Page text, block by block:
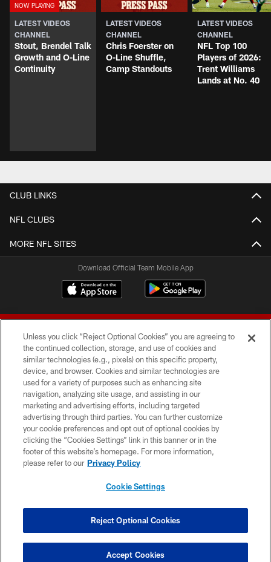
LATEST VIDEOS
CHANNEL
Stout, Brendel Talk
Growth and O-Line
Continuity
LATEST VIDEOS
CHANNEL
Chris Foerster on
O-Line Shuffle,
Camp Standouts
LATEST VIDEOS
CHANNEL
NFL Top 100
Players of 2026:
Trent Williams
Lands at No. 40
CLUB LINKS
NFL CLUBS
MORE NFL SITES
Download Official Team Mobile App
© 2026 Forty Niners Football Company LLC
TERMS AND CONDITIONS
PRIVACY POLICY
ACCESSIBILITY
CONTACT US
COOKIE SETTINGS
Unless you click “Reject Optional Cookies” you are agreeing to
the continued collection, storage, and use of cookies and
similar technologies (e.g., pixels) on this specific property,
device, and browser. Cookies and similar technologies are
used for a variety of purposes such as enhancing site
navigation, analyzing site usage, and assisting in our
marketing and advertising efforts, including targeted
advertising through third parties. You can further customize
your cookie preferences and opt out of optional cookies by
clicking the “Cookies Settings” link in this banner or in the
footer of this website’s homepage. For more information,
please refer to our Privacy Policy
Cookie Settings
Reject Optional Cookies
Accept Cookies